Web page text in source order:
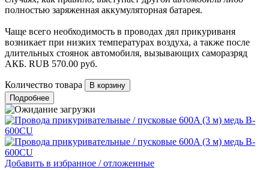
полностью заряженная аккумуляторная батарея.
Чаще всего необходимость в проводах дял прикуриваня
возникает при низких температурах воздуха, а также после
длительных стоянок автомобиля, вызывающих саморазряд
АКБ. RUB 570.00 руб.
Количество товара
Подробнее
Добавить в избранное / отложенные